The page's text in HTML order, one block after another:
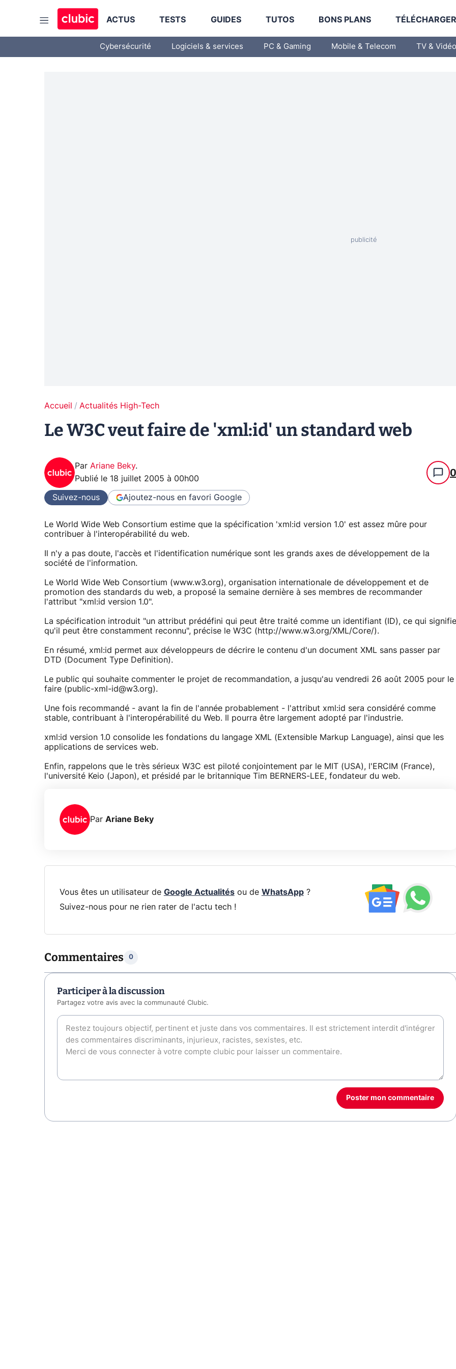
ACTUS TESTS GUIDES TUTOS BONS PLANS
Cybersécurité Logiciels & services PC & Gaming Mobile & Telecom TV & Vidéo
Accueil Actualités High-Tech
Le W3C veut faire de 'xml:id' un standard web
Par Ariane Beky.
Publié le 18 juillet 2005 à 00h00 0
Suivez-nous Ajoutez-nous en favori Google
Le World Wide Web Consortium estime que la spécification 'xml:id version 1.0' est assez mûre pour
contribuer à l'interopérabilité du web.
Il n'y a pas doute, l'accès et l'identification numérique sont les grands axes de développement de la
société de l'information.
Le World Wide Web Consortium (www.w3.org), organisation internationale de développement et de
promotion des standards du web, a proposé la semaine dernière à ses membres de recommander
l'attribut "xml:id version 1.0".
La spécification introduit "un attribut prédéfini qui peut être traité comme un identifiant (ID), ce qui signifie
qu'il peut être constamment reconnu", précise le W3C (http://www.w3.org/XML/Core/).
En résumé, xml:id permet aux développeurs de décrire le contenu d'un document XML sans passer par
DTD (Document Type Definition).
Le public qui souhaite commenter le projet de recommandation, a jusqu'au vendredi 26 août 2005 pour le
faire (public-xml-id@w3.org).
Une fois recommandé - avant la fin de l'année probablement - l'attribut xml:id sera considéré comme
stable, contribuant à l'interopérabilité du Web. Il pourra être largement adopté par l'industrie.
xml:id version 1.0 consolide les fondations du langage XML (Extensible Markup Language), ainsi que les
applications de services web.
Enfin, rappelons que le très sérieux W3C est piloté conjointement par le MIT (USA), l'ERCIM (France),
l'université Keio (Japon), et présidé par le britannique Tim BERNERS-LEE, fondateur du web.
Par Ariane Beky
Vous êtes un utilisateur de Google Actualitésou de WhatsApp?
Suivez-nous pour ne rien rater de l'actu tech !
Commentaires 0
Participer à la discussion
Partagez votre avis avec la communauté Clubic.
Poster mon commentaire